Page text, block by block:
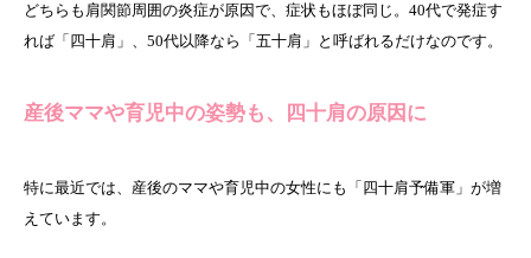
どちらも肩関節周囲の炎症が原因で、症状もほぼ同じ。40代で発症す
れば「四十肩」、50代以降なら「五十肩」と呼ばれるだけなのです。
産後ママや育児中の姿勢も、四十肩の原因に
特に最近では、産後のママや育児中の女性にも「四十肩予備軍」が増
えています。